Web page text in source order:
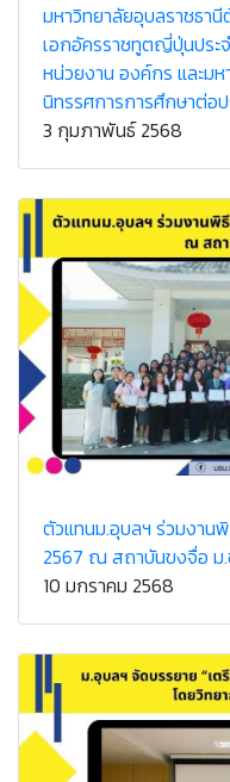
มหาวิทยาลัยอุบลราชธา
เอกอัครราชทูตญี่ปุ่นประ
หน่วยงาน องค์กร และม
นิทรรศการการศึกษาต่อ
3 กุมภาพันธ์ 2568
ตัวแทนม.อุบลฯ ร่วมงาน
2567 ณ สถาบันขงจื่อ ม
10 มกราคม 2568